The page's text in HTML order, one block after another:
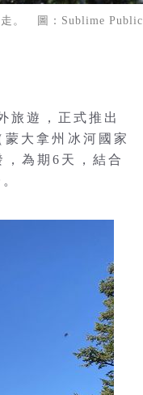
走。 圖：Sublime Public
旅遊，正式推出
蒙大拿州冰河國家
為期6天，結合